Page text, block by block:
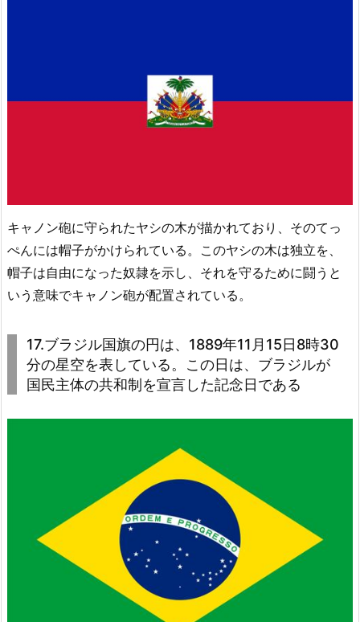
キャノン砲に守られたヤシの木が描かれており、そのてっ
ぺんには帽子がかけられている。このヤシの木は独立を、
帽子は自由になった奴隷を示し、それを守るために闘うと
いう意味でキャノン砲が配置されている。
17.ブラジル国旗の円は、1889年11月15日8時30
分の星空を表している。この日は、ブラジルが
国民主体の共和制を宣言した記念日である